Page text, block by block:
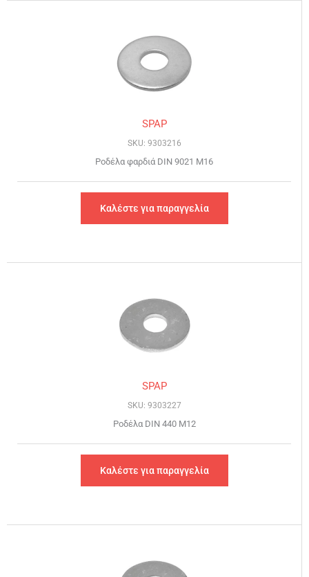
SPAP
SKU: 9303216
Ροδέλα φαρδιά DIN 9021 Μ16
Καλέστε για παραγγελία
SPAP
SKU: 9303227
Ροδέλα DIN 440 Μ12
Καλέστε για παραγγελία